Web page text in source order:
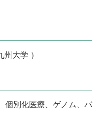
大学 ）
個別化医療、ゲノム、バ